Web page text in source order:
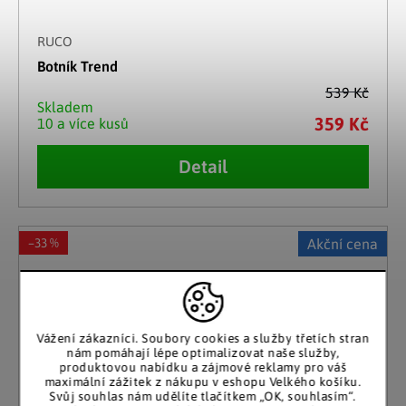
Vážení zákazníci. Soubory cookies a služby třetích stran
nám pomáhají lépe optimalizovat naše služby,
produktovou nabídku a zájmové reklamy pro váš
maximální zážitek z nákupu v eshopu Velkého košíku.
Svůj souhlas nám udělíte tlačítkem „OK, souhlasím“.
539 Kč
RUCO
Botník Trend
Skladem
10 a více kusů
359 Kč
Detail
Akční cena
–33 %